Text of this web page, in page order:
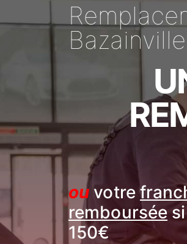
ou votre
remboursée
150€